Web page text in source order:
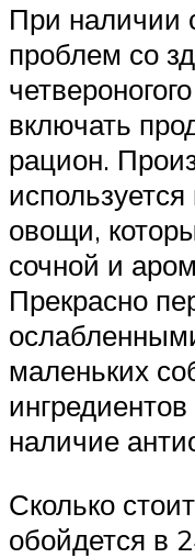
При наличии
проблем со
включать
рацион.
овощи,
сочной и
Прекрасно
маленьких
наличие
Сколько
обойдется в